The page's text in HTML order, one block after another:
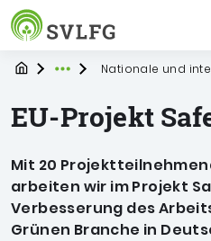
Springe zu:
StartpageExpand breadcrumb
Nationale und
EU-Projekt
Mit 20
arbeiten wir im Projekt
Verbesserung des
Grünen Branche in